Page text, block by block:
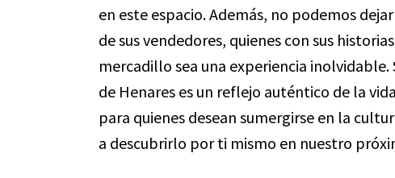
en este espacio. Además, no podemos
de sus vendedores, quienes con sus
mercadillo sea una experiencia
de Henares es un reflejo auténtico de la
para quienes desean sumergirse en la
a descubrirlo por ti mismo en nuestro